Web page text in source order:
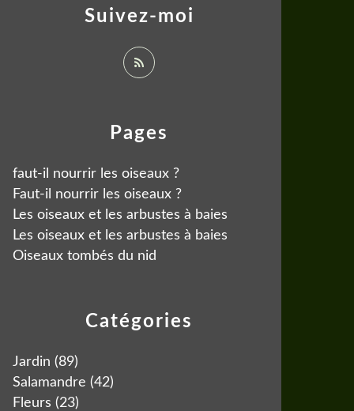
Catégories
Jardin (89)
Salamandre (42)
Fleurs (23)
Pages
faut-il nourrir les oiseaux ?
Faut-il nourrir les oiseaux ?
Les oiseaux et les arbustes à baies
Les oiseaux et les arbustes à baies
Oiseaux tombés du nid
Suivez-moi